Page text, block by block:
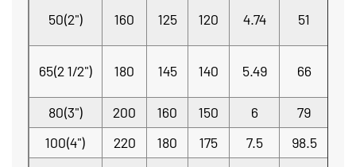
50(2") 160 125 120 4.74 51
65(2 1/2") 180 145 140 5.49 66
80(3") 200 160 150 6 79
100(4")
220 180 175 7.5 98.5